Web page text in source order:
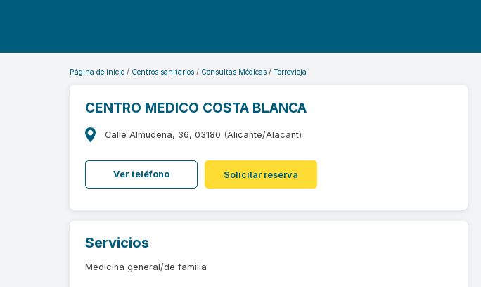
Página de inicio Centros sanitarios Consultas Médicas Torrevieja
CENTRO MEDICO COSTA BLANCA
Calle Almudena, 36, 03180 (Alicante/Alacant)
Ver teléfono Solicitar reserva
Servicios
Medicina general/de familia